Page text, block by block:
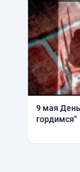
9 мая
гордимся"